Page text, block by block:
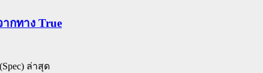
กทาง True
ล่าสุด